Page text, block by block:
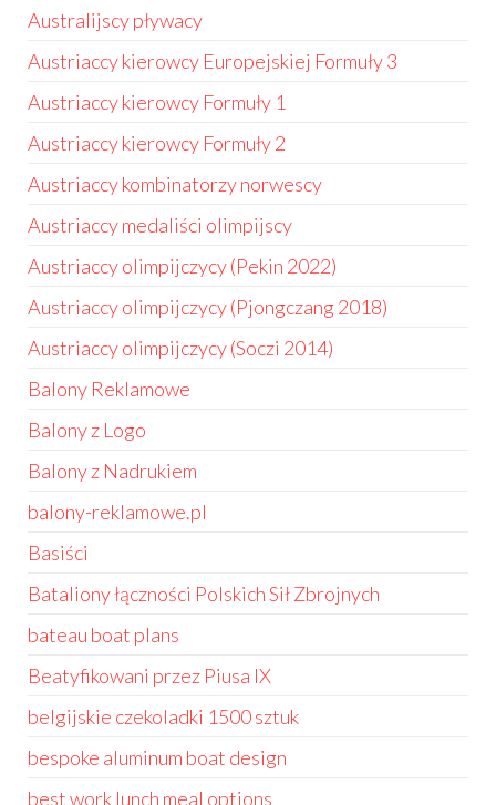
Australijscy pływacy
Austriaccy kierowcy Europejskiej Formuły 3
Austriaccy kierowcy Formuły 1
Austriaccy kierowcy Formuły 2
Austriaccy kombinatorzy norwescy
Austriaccy medaliści olimpijscy
Austriaccy olimpijczycy (Pekin 2022)
Austriaccy olimpijczycy (Pjongczang 2018)
Austriaccy olimpijczycy (Soczi 2014)
Balony Reklamowe
Balony z Logo
Balony z Nadrukiem
balony-reklamowe.pl
Basiści
Bataliony łączności Polskich Sił Zbrojnych
bateau boat plans
Beatyfikowani przez Piusa IX
belgijskie czekoladki 1500 sztuk
bespoke aluminum boat design
best work lunch meal options